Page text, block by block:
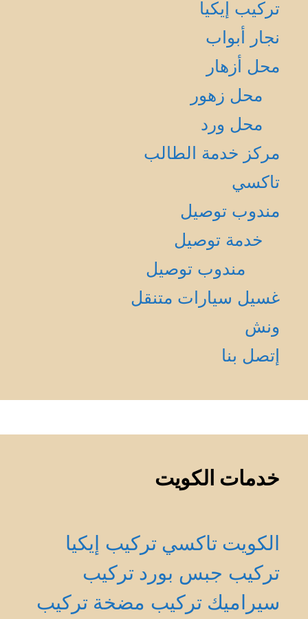
تركيب إيكيا
نجار أبواب
محل أزهار
محل زهور
محل ورد
مركز خدمة الطالب
تاكسي
مندوب توصيل
خدمة توصيل
مندوب توصيل
غسيل سيارات متنقل
ونش
إتصل بنا
خدمات الكويت
الكويت تاكسي تركيب إيكيا
تركيب جبس بورد تركيب
سيراميك تركيب مضخة تركيب